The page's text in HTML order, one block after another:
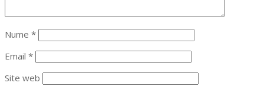
Nume *
Email *
Site web